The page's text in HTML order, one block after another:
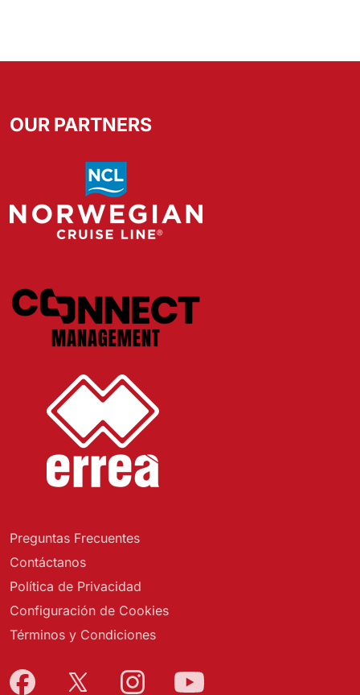
Preguntas Frecuentes
Contáctanos
Política de Privacidad
Configuración de Cookies
Términos y Condiciones
OUR PARTNERS